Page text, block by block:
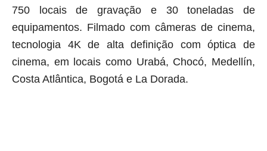
750 locais de gravação e 30 toneladas de
equipamentos. Filmado com câmeras de cinema,
tecnologia 4K de alta definição com óptica de
cinema, em locais como Urabá, Chocó, Medellín,
Costa Atlântica, Bogotá e La Dorada.